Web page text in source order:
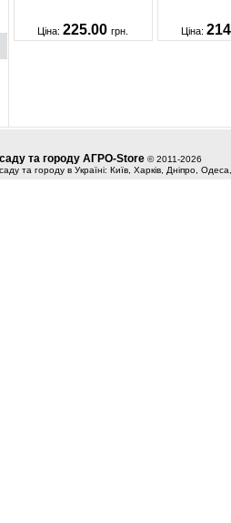
Ціна:225.00грн. Ціна:
саду та городу АГРО-Store © 2011-2026
та городу в Україні: Київ, Харків, Дніпро,